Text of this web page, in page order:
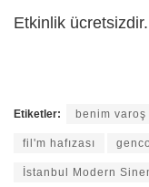
Etkinlik ücretsizdir.
Etiketler: benim varoş
fil'm hafızası genco
İstanbul Modern